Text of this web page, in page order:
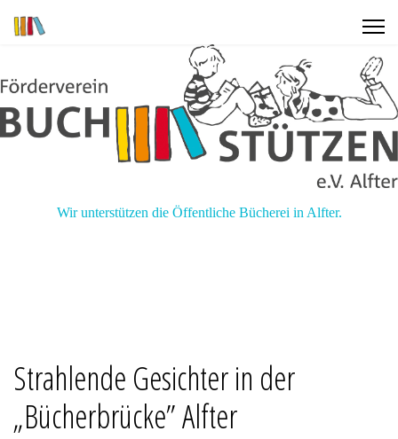
Wir unterstützen die Öffentliche Bücherei in Alfter.
Strahlende Gesichter in der
„Bücherbrücke” Alfter